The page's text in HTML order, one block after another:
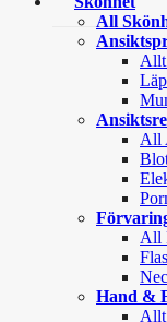
All
Allt
All
All
Hand &
Allt